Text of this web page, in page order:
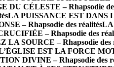
DU CÉLESTE – Rhapsodie
LA PUISSANCE EST DANS
– Rhapsodie des réalitésLA
– Rhapsodie des
LA SOURCE – Rhapsodie des
EST LA FORCE
DIVINE – Rhapsodie des